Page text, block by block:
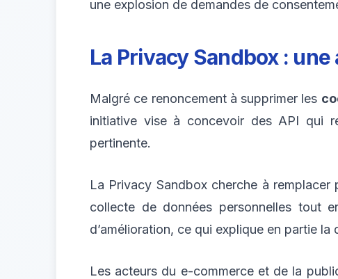
une explosion de demandes de
La Privacy Sandbox :
Malgré ce renoncement à supprimer les
initiative vise à concevoir des API qui
pertinente.
La Privacy Sandbox cherche à remplacer
collecte de données personnelles tout
d’amélioration, ce qui explique en partie
Les acteurs du e-commerce et de la